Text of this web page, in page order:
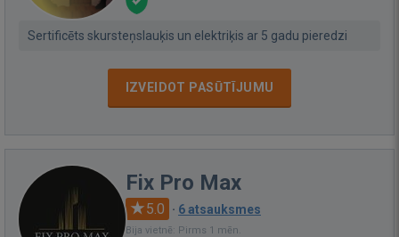
Sertificēts skursteņslauķis un elektriķis ar 5 gadu pieredzi
IZVEIDOT PASŪTĪJUMU
Fix Pro Max
5.0 · 6 atsauksmes
Bija vietnē: Pirms 1 mēn.